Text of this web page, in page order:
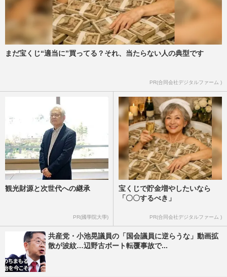
まだ宝くじ“適当に”買ってる？それ、当たらない人の典型です
PR(合同会社デジタルファーム )
観光財源と次世代への継承
PR(國學院大學)
宝くじで貯金増やしたいなら
「〇〇するべき」
PR(合同会社デジタルファーム )
共産党・小池晃議員の「国会議員に逆らうな」動画拡
散が波紋…辺野古ボート転覆事故で...